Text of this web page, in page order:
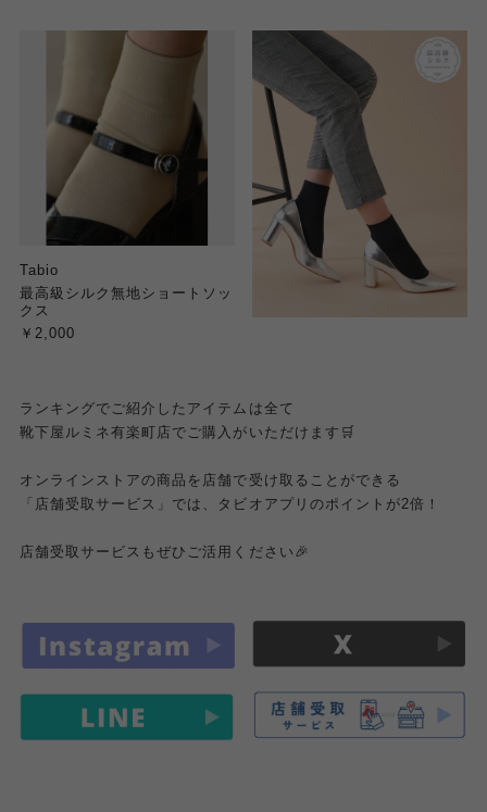
Tabio
最高級シルク無地ショートソッ
クス
￥2,000
ランキングでご紹介したアイテムは全て
靴下屋ルミネ有楽町店でご購入がいただけます🛒
オンラインストアの商品を店舗で受け取ることができる
「店舗受取サービス」では、タビオアプリのポイントが2倍！
店舗受取サービスもぜひご活用ください🎉